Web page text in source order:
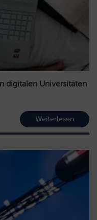
digitalen Universitäten
Weiterlesen